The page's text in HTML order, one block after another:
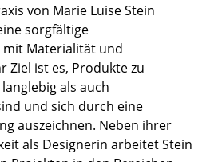
von Marie Luise Stein
sorgfältige
mit Materialität und
Ziel ist es, Produkte zu
als auch
und sich durch eine
auszeichnen. Neben ihrer
als Designerin arbeitet Stein